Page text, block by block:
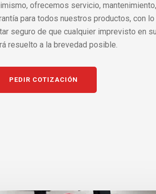
ofrecemos servicio,
para todos nuestros productos, con
seguro de que cualquier imprevisto en
resuelto a la brevedad posible.
PEDIR COTIZACIÓN